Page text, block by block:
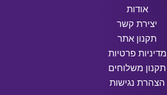
אודות
יצירת קשר
תקנון אתר
מדיניות פרטיות
תקנון משלוחים
הצהרת נגישות